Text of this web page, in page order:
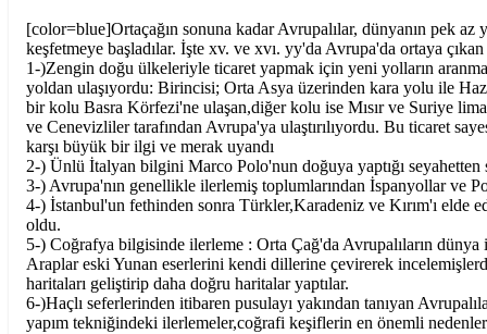
[color=blue]Ortaçağın sonuna kadar Avrupalılar, dünyanın pek
keşfetmeye başladılar. İşte xv. ve xvı. yy'da Avrupa'da ortaya
1-)Zengin doğu ülkeleriyle ticaret yapmak için yeni yolların
yoldan ulaşıyordu: Birincisi; Orta Asya üzerinden kara yolu ile
bir kolu Basra Körfezi'ne ulaşan,diğer kolu ise Mısır ve Suriye
ve Cenevizliler tarafından Avrupa'ya ulaştırılıyordu. Bu ticaret
karşı büyük bir ilgi ve merak uyandı
2-) Ünlü İtalyan bilgini Marco Polo'nun doğuya yaptığı
3-) Avrupa'nın genellikle ilerlemiş toplumlarından İspanyollar ve
4-) İstanbul'un fethinden sonra Türkler,Karadeniz ve Kırım'ı
oldu.
5-) Coğrafya bilgisinde ilerleme : Orta Çağ'da Avrupalıların
Araplar eski Yunan eserlerini kendi dillerine çevirerek
haritaları geliştirip daha doğru haritalar yaptılar.
6-)Haçlı seferlerinden itibaren pusulayı yakından tanıyan
yapım tekniğindeki ilerlemeler,coğrafi keşiflerin en önemli